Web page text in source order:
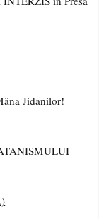
Jidanilor!